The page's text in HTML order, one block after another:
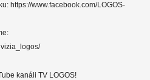
https://www.facebook.com/LOGOS-
kanáli TV LOGOS!